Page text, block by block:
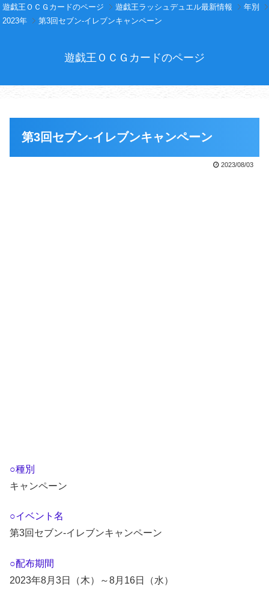
遊戯王ＯＣＧカードのページ 遊戯王ラッシュデュエル最新情報
年別
2023年
第3回セブン-イレブンキャンペーン
遊戯王ＯＣＧカードのページ
第3回セブン-イレブンキャンペーン
2023/08/03
○種別
キャンペーン
○イベント名
第3回セブン-イレブンキャンペーン
○配布期間
2023年8月3日（木）～8月16日（水）